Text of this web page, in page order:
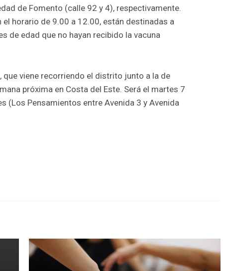
de Fomento (calle 92 y 4), respectivamente.
horario de 9.00 a 12.00, están destinadas a
de edad que no hayan recibido la vacuna
que viene recorriendo el distrito junto a la de
próxima en Costa del Este. Será el martes 7
(Los Pensamientos entre Avenida 3 y Avenida